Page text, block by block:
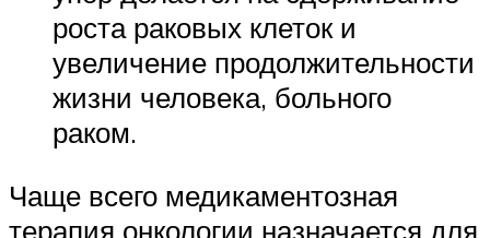
роста раковых клеток и
увеличение продолжительности
жизни человека, больного
раком.
Чаще всего медикаментозная
терапия онкологии назначается для